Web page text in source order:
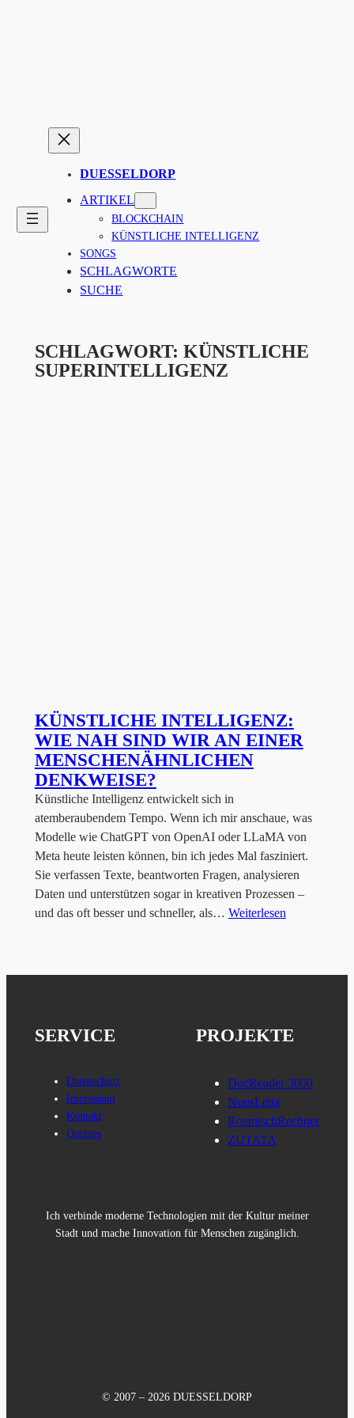
DUESSELDORP
ARTIKEL
BLOCKCHAIN
KÜNSTLICHE INTELLIGENZ
SONGS
SCHLAGWORTE
SUCHE
SCHLAGWORT: KÜNSTLICHE
SUPERINTELLIGENZ
KÜNSTLICHE INTELLIGENZ:
WIE NAH SIND WIR AN EINER
MENSCHENÄHNLICHEN
DENKWEISE?
Künstliche Intelligenz entwickelt sich in
atemberaubendem Tempo. Wenn ich mir anschaue, was
Modelle wie ChatGPT von OpenAI oder LLaMA von
Meta heute leisten können, bin ich jedes Mal fasziniert.
Sie verfassen Texte, beantworten Fragen, analysieren
Daten und unterstützen sogar in kreativen Prozessen –
und das oft besser und schneller, als… Weiterlesen
SERVICE
Datenschutz
Impressum
Kontakt
Quizzes
PROJEKTE
DocReader 3000
NuusLetta
RoemischRechner
ZUTATA
Ich verbinde moderne Technologien mit der Kultur meiner
Stadt und mache Innovation für Menschen zugänglich.
© 2007 – 2026 DUESSELDORP